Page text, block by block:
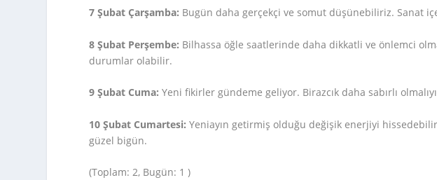
7 Şubat Çarşamba: Bugün daha gerçekçi ve somut düşünebiliriz. Sanat
8 Şubat Perşembe: Bilhassa öğle saatlerinde daha dikkatli ve önlemci
durumlar olabilir.
9 Şubat Cuma: Yeni fikirler gündeme geliyor. Birazcık daha sabırlı
10 Şubat Cumartesi: Yeniayın getirmiş olduğu değişik enerjiyi
güzel bigün.
(Toplam: 2, Bugün: 1 )